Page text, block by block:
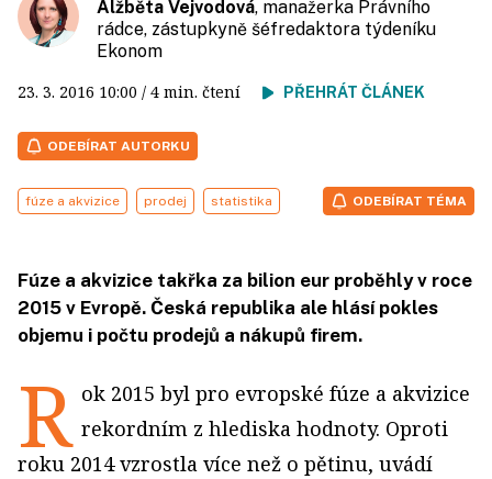
Alžběta Vejvodová, manažerka Právního
rádce, zástupkyně šéfredaktora týdeníku
Ekonom
23. 3. 2016 10:00 / 4 min. čtení PŘEHRÁT ČLÁNEK
ODEBÍRAT AUTORKU
fúze a akvizice prodej statistika ODEBÍRAT TÉMA
Fúze a akvizice takřka za bilion eur proběhly v roce
2015 v Evropě. Česká republika ale hlásí pokles
objemu i počtu prodejů a nákupů firem.
R ok 2015 byl pro evropské fúze a akvizice
rekordním z hlediska hodnoty. Oproti
roku 2014 vzrostla více než o pětinu, uvádí